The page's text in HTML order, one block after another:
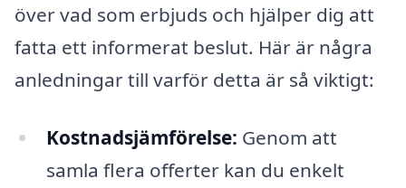
över vad som erbjuds och hjälper dig att
fatta ett informerat beslut. Här är några
anledningar till varför detta är så viktigt:
Kostnadsjämförelse: Genom att
samla flera offerter kan du enkelt